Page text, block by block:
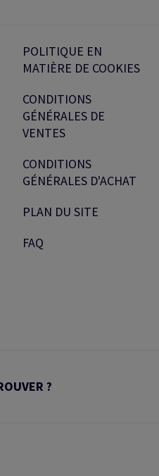
POLITIQUE EN
MATIÈRE DE COOKIES
CONDITIONS
GÉNÉRALES DE
VENTES
CONDITIONS
GÉNÉRALES D'ACHAT
PLAN DU SITE
FAQ
?